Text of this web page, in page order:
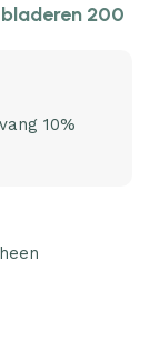
200
10%